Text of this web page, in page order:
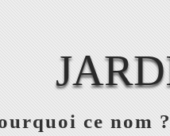
ce nom